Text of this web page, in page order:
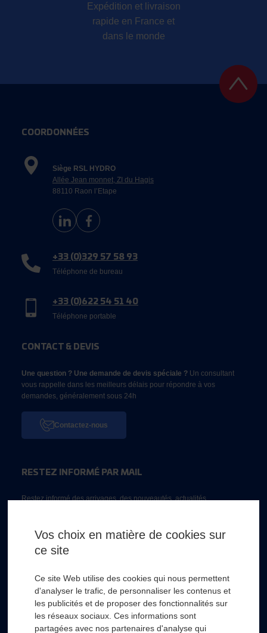
Expédition et livraison
rapide en France et
dans le monde
COORDONNÉES
Siège RSL HYDRO
Allée Jean monnet, ZI du Hagis
88110 Raon l’Etape
+33 (0)329 57 58 93
Téléphone de bureau
+33 (0)622 54 51 40
Téléphone portable
CONTACT & DEVIS
Une question ? Une demande de devis spéciale ? Un consultant
vous rappelle dans les meilleurs délais pour répondre à vos
demandes, généralement sous 24h
Contactez-nous
RESTEZ INFORMÉ PAR MAIL
Restez informé des arrivages, des nouveautés, actualités...
Vos choix en matière de cookies sur
ce site
Ce site Web utilise des cookies qui nous permettent
d'analyser le trafic, de personnaliser les contenus et
les publicités et de proposer des fonctionnalités sur
les réseaux sociaux. Ces informations sont
partagées avec nos partenaires d'analyse qui